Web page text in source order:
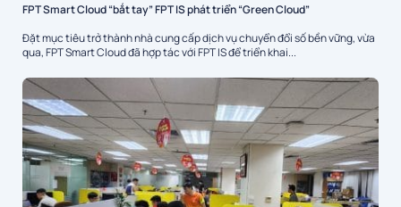
FPT Smart Cloud “bắt tay” FPT IS phát triển “Green Cloud”
Đặt mục tiêu trở thành nhà cung cấp dịch vụ chuyển đổi số bền vững, vừa
qua, FPT Smart Cloud đã hợp tác với FPT IS để triển khai...